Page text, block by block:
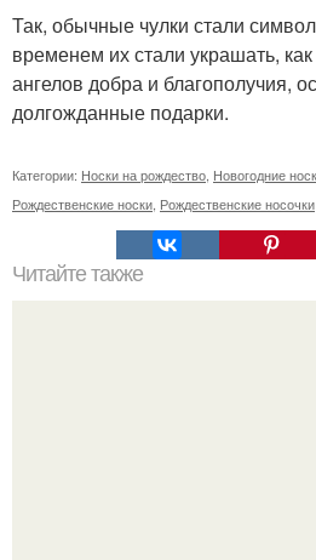
Так, обычные чулки стали
временем их стали украшать,
ангелов добра и благополучия,
долгожданные подарки.
Категории: Носки на рождество, Новогодние
Рождественские носки, Рождественские носочки
Читайте также